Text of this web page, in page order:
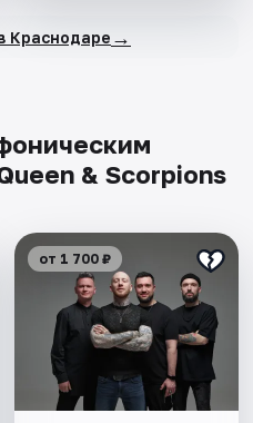
Краснодаре →
& Scorpions
от 1 700 ₽